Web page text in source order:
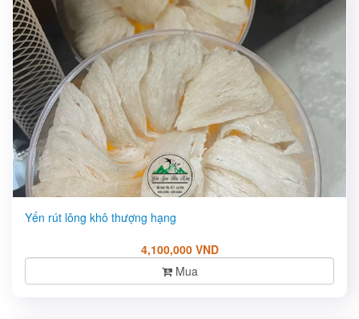
Yến rút lông khô thượng hạng
4,100,000 VND
Mua